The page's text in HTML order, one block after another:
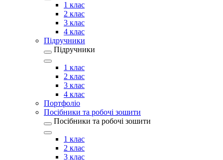
1 клас
2 клас
3 клас
4 клас
Підручники
Підручники
1 клас
2 клас
3 клас
4 клас
Портфоліо
Посібники та робочі зошити
Посібники та робочі зошити
1 клас
2 клас
3 клас